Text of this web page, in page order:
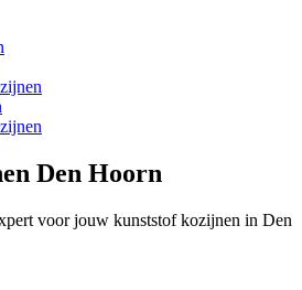
Den Hoorn
voor jouw kunststof kozijnen in Den